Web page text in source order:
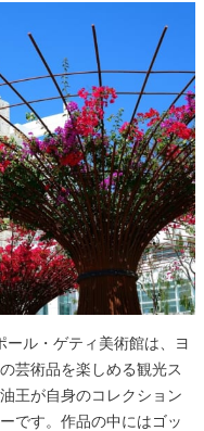
ール・ゲティ美術館は、ヨ
芸術品を楽しめる観光ス
王が自身のコレクション
です。作品の中にはゴッ